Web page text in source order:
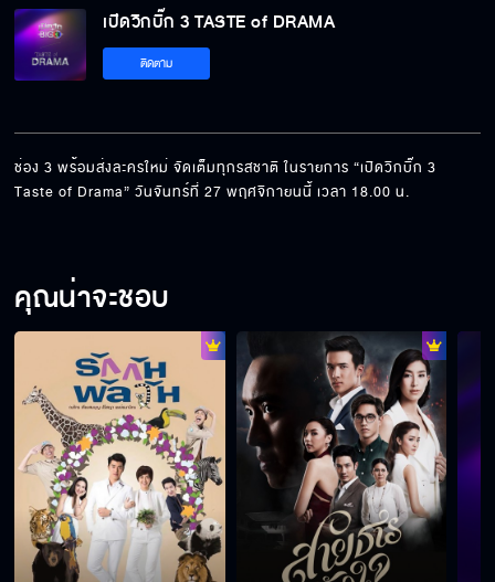
เปิดวิกบิ๊ก 3 TASTE of DRAMA
ติดตาม
ช่อง 3 พร้อมส่งละครใหม่ จัดเต็มทุกรสชาติ ในรายการ “เปิดวิกบิ๊ก 3
Taste of Drama” วันจันทร์ที่ 27 พฤศจิกายนนี้ เวลา 18.00 น.
คุณน่าจะชอบ